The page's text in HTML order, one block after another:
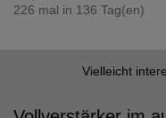
226 mal in 136 Tag(en)
Vielleicht